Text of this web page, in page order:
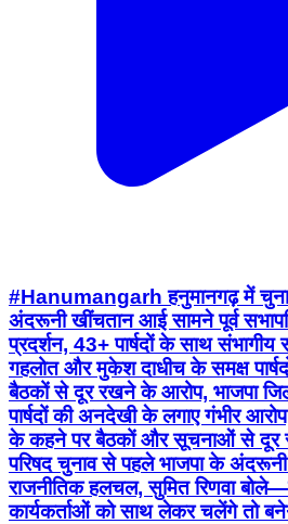
#Hanumangarh हनुमानगढ़ में
अंदरूनी खींचतान आई सामने पूर्व
प्रदर्शन, 43+ पार्षदों के साथ संभागीय
गहलोत और मुकेश दाधीच के समक्ष
बैठकों से दूर रखने के आरोप, भाजपा
पार्षदों की अनदेखी के लगाए गंभीर
के कहने पर बैठकों और सूचनाओं से दूर
परिषद चुनाव से पहले भाजपा के
राजनीतिक हलचल, सुमित रिणवा
कार्यकर्ताओं को साथ लेकर चलेंगे तो